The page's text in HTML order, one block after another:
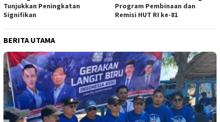
Tunjukkan Peningkatan
Signifikan
Program Pembinaan dan
Remisi HUT RI ke-81
BERITA UTAMA